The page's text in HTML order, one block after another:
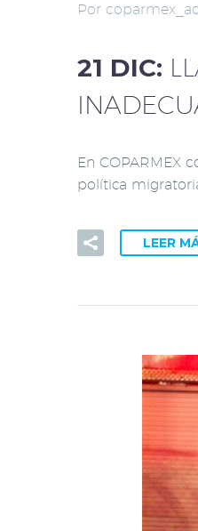
Por
21 DIC:
En COPARMEX
política
LEER